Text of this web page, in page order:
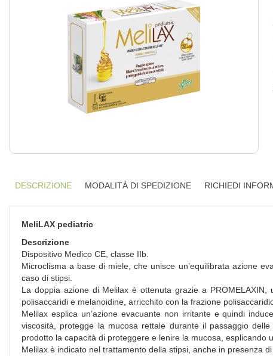
DESCRIZIONE MODALITÀ DI SPEDIZIONE RICHIEDI
MeliLAX pediatric
Descrizione
Dispositivo Medico CE, classe IIb.
Microclisma a base di miele, che unisce un’equilibrata azione
caso di stipsi.
La doppia azione di Melilax è ottenuta grazie a
polisaccaridi e melanoidine, arricchito con la frazione
Melilax esplica un’azione evacuante non irritante e quindi
viscosità, protegge la mucosa rettale durante il passaggio
prodotto la capacità di proteggere e lenire la mucosa, esplicando
Melilax è indicato nel trattamento della stipsi, anche in presenza